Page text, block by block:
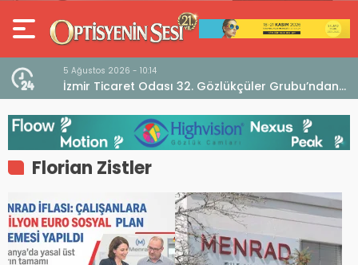
5 Ağustos 2026 - 10:14
İzmir Ticaret Odası 32. Gözlükçüler Grubu’ndan
TEBD II DigitaliSME Dijital Dönüşüm Projesi açıklaması
Florian Zistler